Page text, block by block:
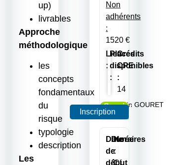
up)
livrables
Approche
méthodologique
les
concepts
fondamentaux
du
risque
typologie
description
Les
Non
adhérents
:
1520 €
Lieu
:
Places
disponibles
:
Crédits
CPE
:
14
Alain GOURET
Session
garantie
Inscription
Date
de
début
Durée
:
3
Horaires
:
Cf.